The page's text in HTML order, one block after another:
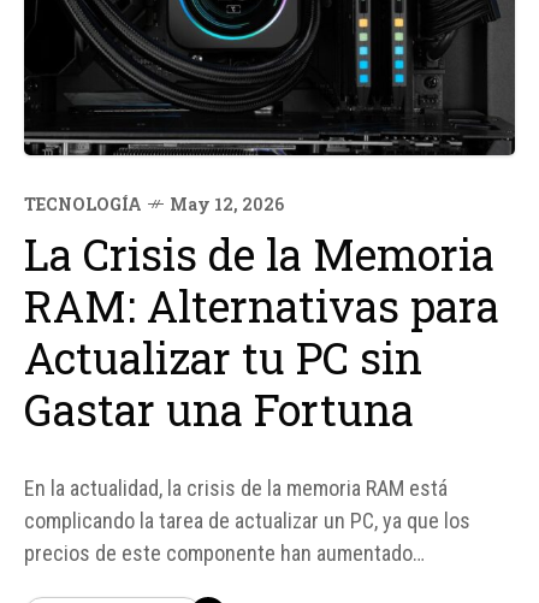
TECNOLOGÍA May 12, 2026
La Crisis de la Memoria
RAM: Alternativas para
Actualizar tu PC sin
Gastar una Fortuna
En la actualidad, la crisis de la memoria RAM está
complicando la tarea de actualizar un PC, ya que los
precios de este componente han aumentado